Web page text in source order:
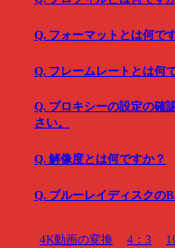
Q. フォーマットとは何で
Q. フレームレートとは何
Q. プロキシーの設定の確
さい。
Q. 解像度とは何ですか？
Q. ブルーレイディスクの
4K動画の変換 4：3